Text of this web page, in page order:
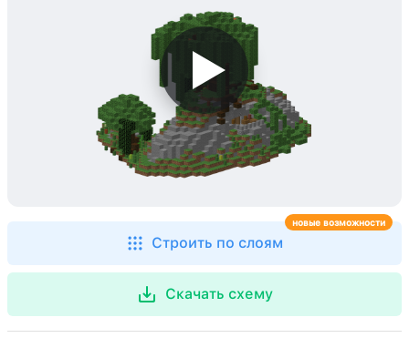
Строить по слоям
новые возможности
Скачать схему